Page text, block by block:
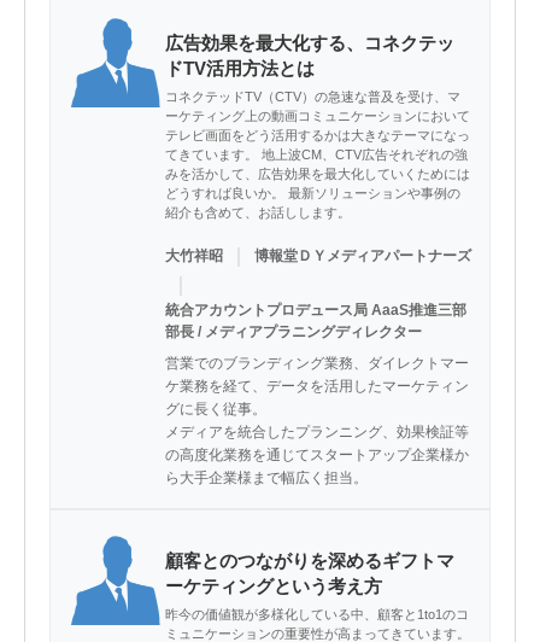
広告効果を最大化する、コネクテッ
ドTV活用方法とは
コネクテッドTV（CTV）の急速な普及を受け、マ
ーケティング上の動画コミュニケーションにおいて
テレビ画面をどう活用するかは大きなテーマになっ
てきています。 地上波CM、CTV広告それぞれの強
みを活かして、広告効果を最大化していくためには
どうすれば良いか。 最新ソリューションや事例の
紹介も含めて、お話しします。
大竹祥昭 博報堂ＤＹメディアパートナーズ
統合アカウントプロデュース局 AaaS推進三部
部長 / メディアプラニングディレクター​
営業でのブランディング業務、ダイレクトマー
ケ業務を経て、データを活用したマーケティン
グに長く従事。​
メディアを統合したプランニング、効果検証等
の高度化業務を通じてスタートアップ企業様か
ら大手企業様まで幅広く担当。​
顧客とのつながりを深めるギフトマ
ーケティングという考え方
昨今の価値観が多様化している中、顧客と1to1のコ
ミュニケーションの重要性が高まってきています。